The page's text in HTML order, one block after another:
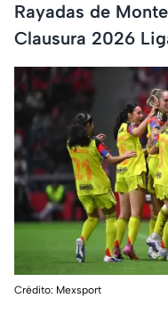
Rayadas de
Clausura 2026
Crédito: Mexsport